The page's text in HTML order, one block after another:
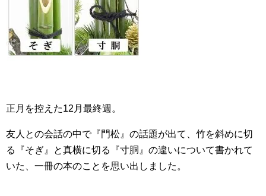
正月を控えた12月最終週。
友人との会話の中で『門松』の話題が出て、竹を斜めに切
る『そぎ』と真横に切る『寸胴』の違いについて書かれて
いた、一冊の本のことを思い出しました。